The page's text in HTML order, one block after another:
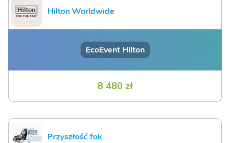
Hilton Worldwide
EcoEvent Hilton
8 480 zł
Przyszłość fok